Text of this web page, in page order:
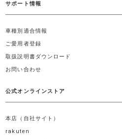
サポート情報
車種別適合情報
ご愛用者登録
取扱説明書ダウンロード
お問い合わせ
公式オンラインストア
本店（自社サイト）
rakuten